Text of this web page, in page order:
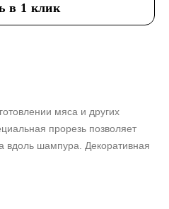
в 1 клик
мяса и других
прорезь позволяет
вдоль шампура. Декоративная